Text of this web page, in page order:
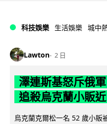
科技娛樂 生活娛樂 城中
Lawton 2 日
澤連斯基怒斥俄
追殺烏克蘭小販
烏克蘭克爾松一名 52 歲小販